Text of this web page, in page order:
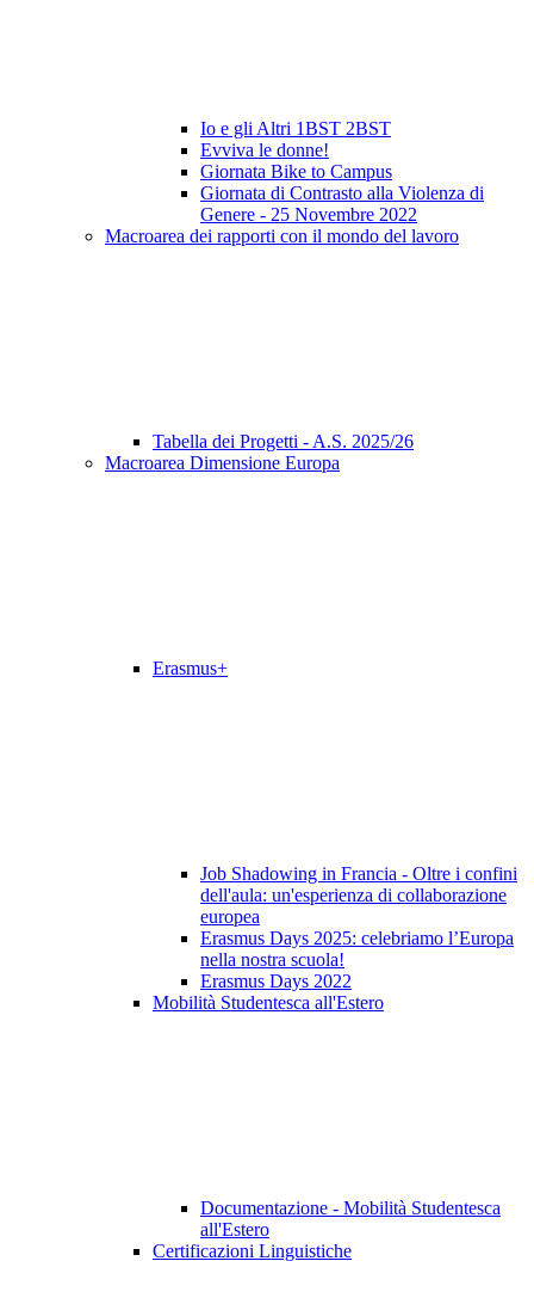
Io e gli Altri 1BST 2BST
Evviva le donne!
Giornata Bike to Campus
Giornata di Contrasto alla Violenza di
Genere - 25 Novembre 2022
Macroarea dei rapporti con il mondo del lavoro
Tabella dei Progetti - A.S. 2025/26
Macroarea Dimensione Europa
Erasmus+
Job Shadowing in Francia - Oltre i confini
dell'aula: un'esperienza di collaborazione
europea
Erasmus Days 2025: celebriamo l’Europa
nella nostra scuola!
Erasmus Days 2022
Mobilità Studentesca all'Estero
Documentazione - Mobilità Studentesca
all'Estero
Certificazioni Linguistiche